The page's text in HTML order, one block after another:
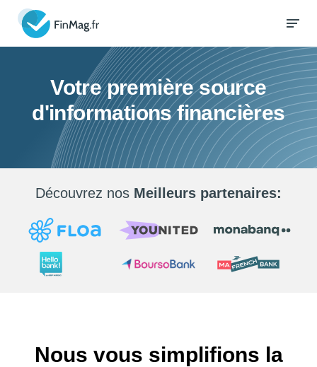
Votre première source
d'informations financières
Découvrez nos Meilleurs partenaires:
Nous vous simplifions la